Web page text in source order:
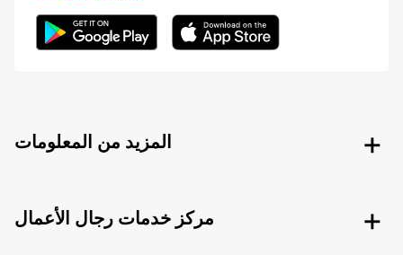
المزيد من المعلومات
مركز خدمات رجال الأعمال